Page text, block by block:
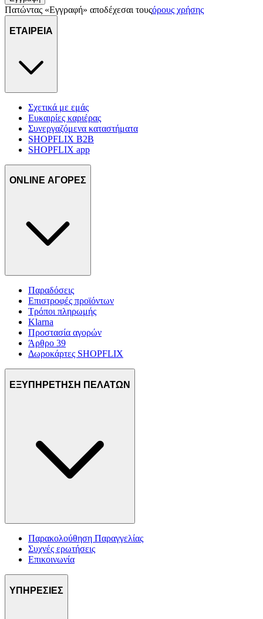
τοποθεσίας μας στους συνεργάτες μέσων κοινωνικής
Πατώντας «Εγγραφή» αποδέχεσαι τουςόρους χρήσης
ΕΤΑΙΡΕΙΑ
Σχετικά με εμάς
Ευκαιρίες καριέρας
Συνεργαζόμενα καταστήματα
SHOPFLIX B2B
SHOPFLIX app
ONLINE ΑΓΟΡΕΣ
Παραδόσεις
Επιστροφές προϊόντων
Τρόποι πληρωμής
Klarna
Προστασία αγορών
Άρθρο 39
Δωροκάρτες SHOPFLIX
ΕΞΥΠΗΡΕΤΗΣΗ ΠΕΛΑΤΩΝ
Παρακολούθηση Παραγγελίας
Συχνές ερωτήσεις
Επικοινωνία
ΥΠΗΡΕΣΙΕΣ